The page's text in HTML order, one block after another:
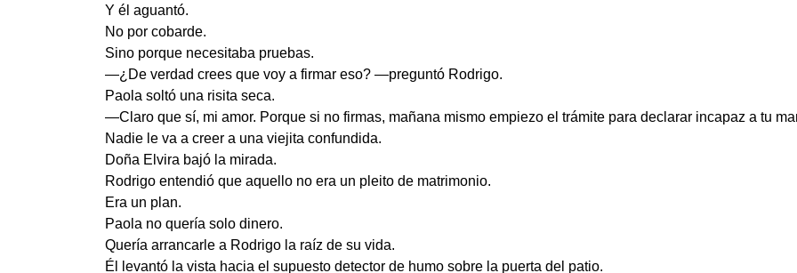
Y él aguantó.
No por cobarde.
Sino porque necesitaba pruebas.
—¿De verdad crees que voy a firmar eso? —preguntó Rodrigo.
Paola soltó una risita seca.
—Claro que sí, mi amor. Porque si no firmas, mañana mismo empiezo el trámite para declarar incapaz a tu
Nadie le va a creer a una viejita confundida.
Doña Elvira bajó la mirada.
Rodrigo entendió que aquello no era un pleito de matrimonio.
Era un plan.
Paola no quería solo dinero.
Quería arrancarle a Rodrigo la raíz de su vida.
Él levantó la vista hacia el supuesto detector de humo sobre la puerta del patio.